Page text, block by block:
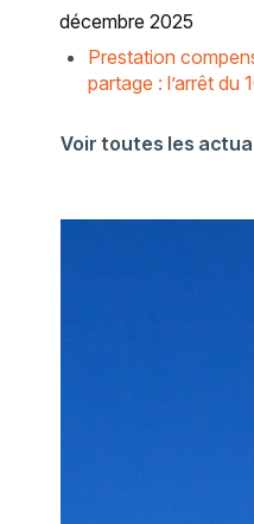
décembre 2025
Prestation
partage : l’arrêt du
Voir toutes les